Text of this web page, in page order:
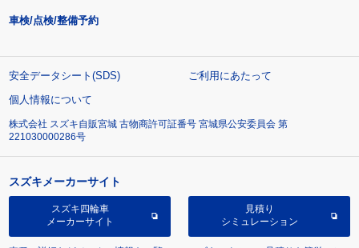
車検/点検/整備予約
安全データシート(SDS)
ご利用にあたって
個人情報について
株式会社 スズキ自販宮城 古物商許可証番号 宮城県公安委員会 第
221030000286号
スズキメーカーサイト
スズキ四輪車
メーカーサイト
見積り
シミュレーション